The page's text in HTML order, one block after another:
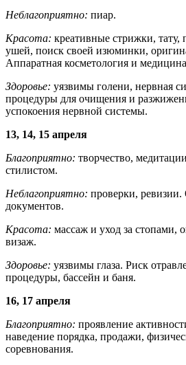
Неблагоприятно: пиар.
Красота: креативные стрижки, тату,
ушей, поиск своей изюминки,
Аппаратная косметология и
Здоровье: уязвимы голени, нервная
процедуры для очищения и
успокоения нервной системы.
13, 14, 15 апреля
Благоприятно: творчество,
стилистом.
Неблагоприятно: проверки, ревизии.
документов.
Красота: массаж и уход за стопами,
визаж.
Здоровье: уязвимы глаза. Риск
процедуры, бассейн и баня.
16, 17 апреля
Благоприятно: проявление
наведение порядка, продажи,
соревнования.